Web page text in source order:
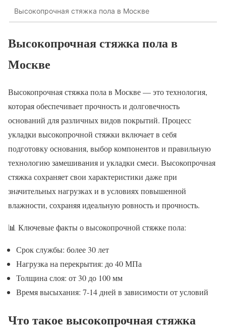
Высокопрочная стяжка пола в Москве
Высокопрочная стяжка пола в
Москве
Высокопрочная стяжка пола в Москве — это технология,
которая обеспечивает прочность и долговечность
оснований для различных видов покрытий. Процесс
укладки высокопрочной стяжки включает в себя
подготовку основания, выбор компонентов и правильную
технологию замешивания и укладки смеси. Высокопрочная
стяжка сохраняет свои характеристики даже при
значительных нагрузках и в условиях повышенной
влажности, сохраняя идеальную ровность и прочность.
📊 Ключевые факты о высокопрочной стяжке пола:
Срок службы: более 30 лет
Нагрузка на перекрытия: до 40 МПа
Толщина слоя: от 30 до 100 мм
Время высыхания: 7-14 дней в зависимости от условий
Что такое высокопрочная стяжка